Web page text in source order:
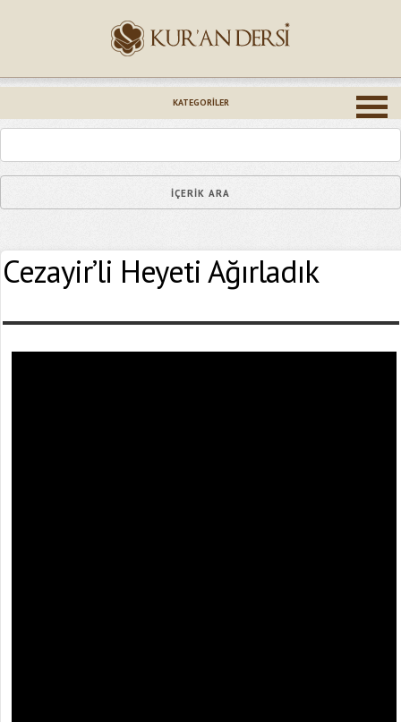
KATEGORILER
Cezayir’li Heyeti Ağırladık
Epostanız (*)
Yaşadığınız Hatanın Ayrıntıları